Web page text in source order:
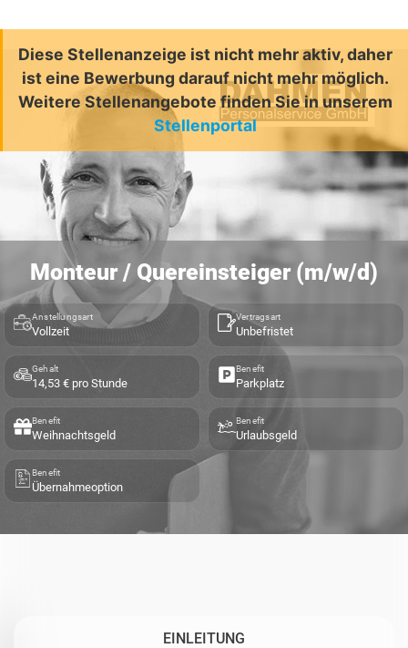
Diese Stellenanzeige ist nicht mehr aktiv, daher
ist eine Bewerbung darauf nicht mehr möglich.
Weitere Stellenangebote finden Sie in unserem
Stellenportal
Monteur / Quereinsteiger (m/w/d)
Anstellungsart
Vollzeit
Vertragsart
Unbefristet
Gehalt
14,53 € pro Stunde
Benefit
Parkplatz
Benefit
Weihnachtsgeld
Benefit
Urlaubsgeld
Benefit
Übernahmeoption
EINLEITUNG